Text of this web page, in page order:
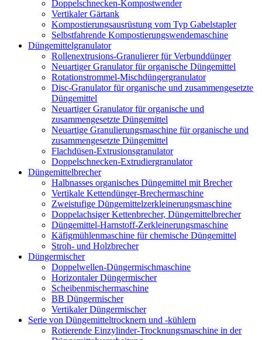
Doppelschnecken-Kompostwender
Vertikaler Gärtank
Kompostierungsausrüstung vom Typ Gabelstapler
Selbstfahrende Kompostierungswendemaschine
Düngemittelgranulator
Rollenextrusions-Granulierer für Verbunddünger
Neuartiger Granulator für organische Düngemittel
Rotationstrommel-Mischdüngergranulator
Disc-Granulator für organische und zusammengesetzte
Düngemittel
Neuartiger Granulator für organische und
zusammengesetzte Düngemittel
Neuartige Granulierungsmaschine für organische und
zusammengesetzte Düngemittel
Flachdüsen-Extrusionsgranulator
Doppelschnecken-Extrudiergranulator
Düngemittelbrecher
Halbnasses organisches Düngemittel mit Brecher
Vertikale Kettendünger-Brechermaschine
Zweistufige Düngemittelzerkleinerungsmaschine
Doppelachsiger Kettenbrecher, Düngemittelbrecher
Düngemittel-Harnstoff-Zerkleinerungsmaschine
Käfigmühlenmaschine für chemische Düngemittel
Stroh- und Holzbrecher
Düngermischer
Doppelwellen-Düngermischmaschine
Horizontaler Düngermischer
Scheibenmischermaschine
BB Düngermischer
Vertikaler Düngermischer
Serie von Düngemitteltrocknern und -kühlern
Rotierende Einzylinder-Trocknungsmaschine in der